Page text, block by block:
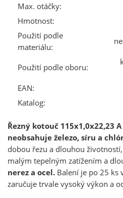
Max. otáčky:
Hmotnost:
Použití podle
materiálu:
Použití podle oboru:
EAN:
Katalog:
Řezný kotouč 115x1,0x22,23 A
neobsahuje železo, síru a
dobou řezu a dlouhou
malým tepelným zatížením a
nerez a ocel. Balení je po 25
zaručuje trvale vysoký výkon a